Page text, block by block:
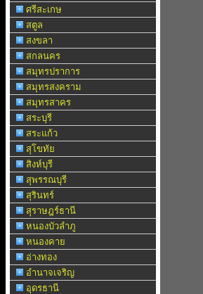
ศรีสะเกษ
สตูล
สงขลา
สกลนคร
สมุทรปราการ
สมุทรสงคราม
สมุทรสาคร
สระบุรี
สระแก้ว
สุโขทัย
สิงห์บุรี
สุพรรณบุรี
สุรินทร์
สุราษฎร์ธานี
หนองบัวลำภู
หนองคาย
อ่างทอง
อำนาจเจริญ
อุดรธานี